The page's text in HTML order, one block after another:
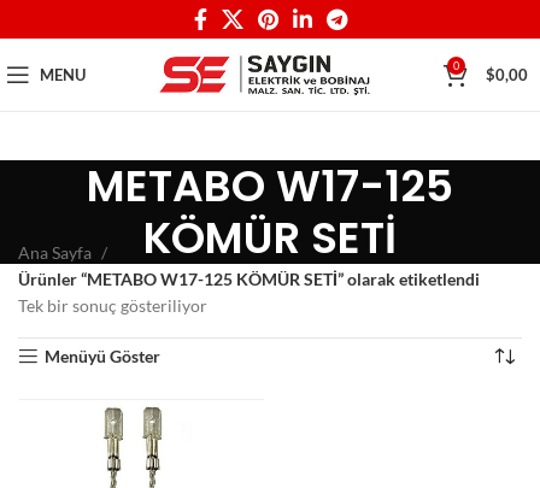
MENU 0 $0,00
METABO W17-125
KÖMÜR SETİ
Ana Sayfa
Ürünler “METABO W17-125 KÖMÜR SETİ” olarak etiketlendi
Tek bir sonuç gösteriliyor
Menüyü Göster